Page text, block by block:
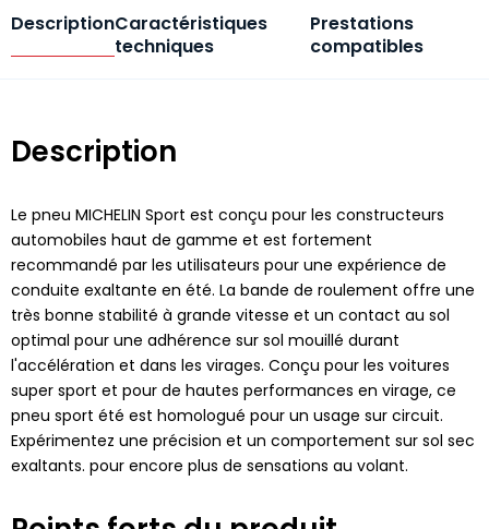
DescriptionCaractéristiques
techniques
Prestations
compatibles
Description
Le pneu MICHELIN Sport est conçu pour les constructeurs
automobiles haut de gamme et est fortement
recommandé par les utilisateurs pour une expérience de
conduite exaltante en été. La bande de roulement offre une
très bonne stabilité à grande vitesse et un contact au sol
optimal pour une adhérence sur sol mouillé durant
l'accélération et dans les virages. Conçu pour les voitures
super sport et pour de hautes performances en virage, ce
pneu sport été est homologué pour un usage sur circuit.
Expérimentez une précision et un comportement sur sol sec
exaltants. pour encore plus de sensations au volant.